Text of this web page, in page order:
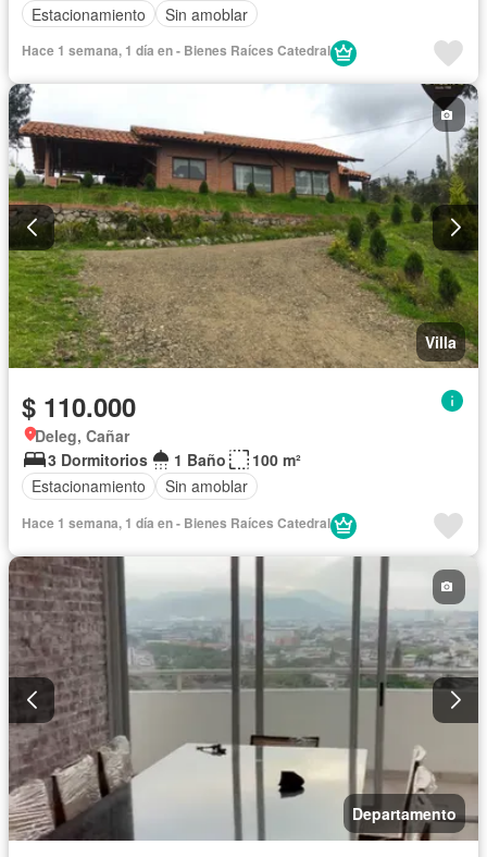
Estacionamiento
Sin amoblar
Hace 1 semana, 1 día en - Bienes Raíces Catedral
Villa
$ 110.000
Deleg, Cañar
3 Dormitorios
1 Baño
100 m²
Estacionamiento
Sin amoblar
Hace 1 semana, 1 día en - Bienes Raíces Catedral
Departamento